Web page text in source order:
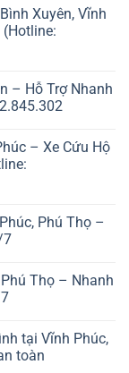
Xuyên, Vĩnh
(Hotline:
– Hỗ Trợ Nhanh
– Xe Cứu Hộ
Phú Thọ –
7
Thọ – Nhanh
tại Vĩnh Phúc,
toàn